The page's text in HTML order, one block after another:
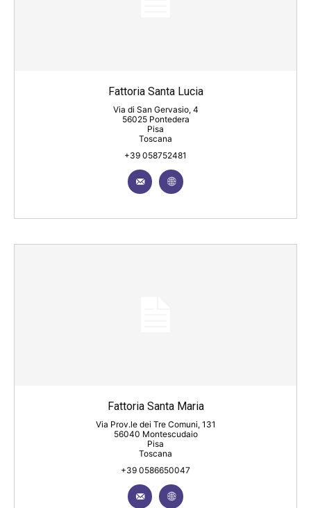
Fattoria Santa Lucia
Via di San Gervasio, 4
56025 Pontedera
Pisa
Toscana
+39 058752481
Fattoria Santa Maria
Via Prov.le dei Tre Comuni, 131
56040 Montescudaio
Pisa
Toscana
+39 0586650047